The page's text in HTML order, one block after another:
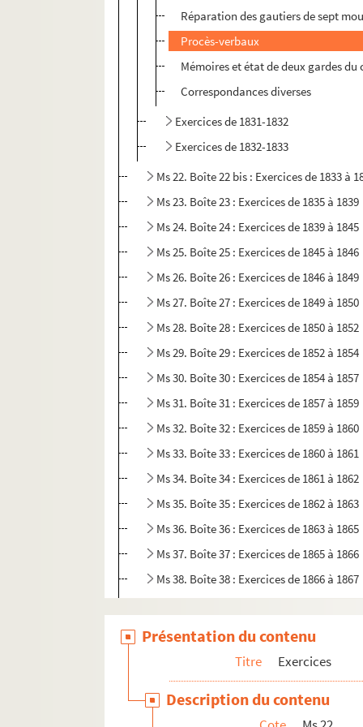
Réparation des gautiers de sept
Procès-verbaux
Mémoires et état de deux gardes
Correspondances diverses
Exercices de 1831-1832
Exercices de 1832-1833
Ms 22. Boîte 22 bis : Exercices de 1833 à
Ms 23. Boîte 23 : Exercices de 1835 à 1839
Ms 24. Boîte 24 : Exercices de 1839 à 1845
Ms 25. Boîte 25 : Exercices de 1845 à 1846
Ms 26. Boîte 26 : Exercices de 1846 à 1849
Ms 27. Boîte 27 : Exercices de 1849 à 1850
Ms 28. Boîte 28 : Exercices de 1850 à 1852
Ms 29. Boîte 29 : Exercices de 1852 à 1854
Ms 30. Boîte 30 : Exercices de 1854 à 1857
Ms 31. Boîte 31 : Exercices de 1857 à 1859
Ms 32. Boîte 32 : Exercices de 1859 à 1860
Ms 33. Boîte 33 : Exercices de 1860 à 1861
Ms 34. Boîte 34 : Exercices de 1861 à 1862
Ms 35. Boîte 35 : Exercices de 1862 à 1863
Ms 36. Boîte 36 : Exercices de 1863 à 1865
Ms 37. Boîte 37 : Exercices de 1865 à 1866
Ms 38. Boîte 38 : Exercices de 1866 à 1867
Ms 40. Boîte 40 : Exercices de 1869 à 1870
Ms 41. Boîte 41 : Exercices de 1870 à 1871
Ms 42. Boîte 42 : Exercices de 1871 à 1872
Ms 43. Boîte 43 : Exercices de 1872 à 1873
Présentation du contenu
Titre Exercices
Description du contenu